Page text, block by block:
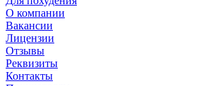
О компании
Вакансии
Лицензии
Отзывы
Реквизиты
Контакты